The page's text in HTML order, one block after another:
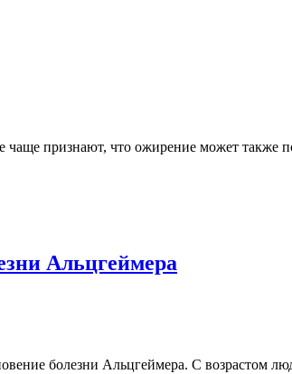
признают, что ожирение может также
Альцгеймера
болезни Альцгеймера. С возрастом